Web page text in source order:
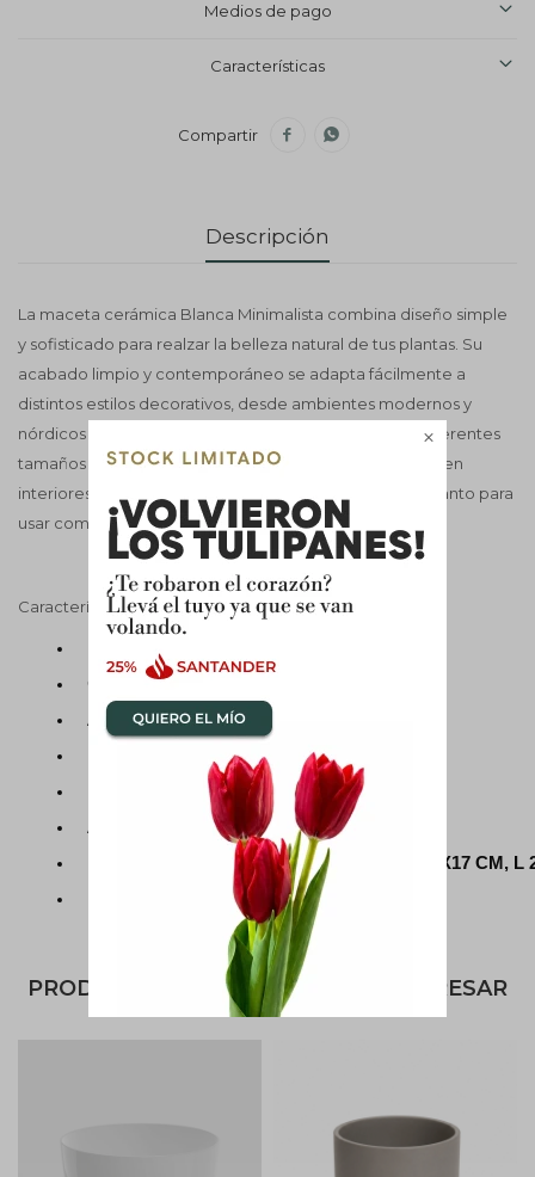

Medios de pago
Características
 
Descripción
La maceta cerámica Blanca Minimalista combina diseño simple
y sofisticado para realzar la belleza natural de tus plantas. Su
acabado limpio y contemporáneo se adapta fácilmente a
distintos estilos decorativos, desde ambientes modernos y
nórdicos hasta espacios minimalistas. Disponible en diferentes
tamaños para crear composiciones decorativas únicas en
interiores. Viene con tapón para evitar desague, sirve tanto para
usar como porta maceta y como maceta con drenaje.
Características técnicas
Color: Blanco o Negro
Acabado: Mate
Uso recomendado: Plantas en general
Apta para: Interior o Exterior
Medidas: XS 13X13 CM, S 15X15 CM, M 17X17 CM, L
PRODUCTOS QUE TE PUEDEN INTERESAR